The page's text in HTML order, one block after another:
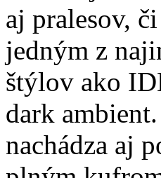
aj pralesov,
jedným z
štýlov ako
dark
nachádza aj